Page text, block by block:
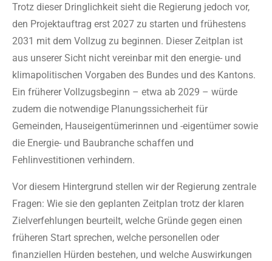
Trotz dieser Dringlichkeit sieht die Regierung jedoch vor,
den Projektauftrag erst 2027 zu starten und frühestens
2031 mit dem Vollzug zu beginnen. Dieser Zeitplan ist
aus unserer Sicht nicht vereinbar mit den energie- und
klimapolitischen Vorgaben des Bundes und des Kantons.
Ein früherer Vollzugsbeginn – etwa ab 2029 – würde
zudem die notwendige Planungssicherheit für
Gemeinden, Hauseigentümerinnen und -eigentümer sowie
die Energie- und Baubranche schaffen und
Fehlinvestitionen verhindern.
Vor diesem Hintergrund stellen wir der Regierung zentrale
Fragen: Wie sie den geplanten Zeitplan trotz der klaren
Zielverfehlungen beurteilt, welche Gründe gegen einen
früheren Start sprechen, welche personellen oder
finanziellen Hürden bestehen, und welche Auswirkungen